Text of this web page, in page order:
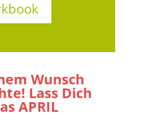
Wunsch
Lass Dich
APRIL